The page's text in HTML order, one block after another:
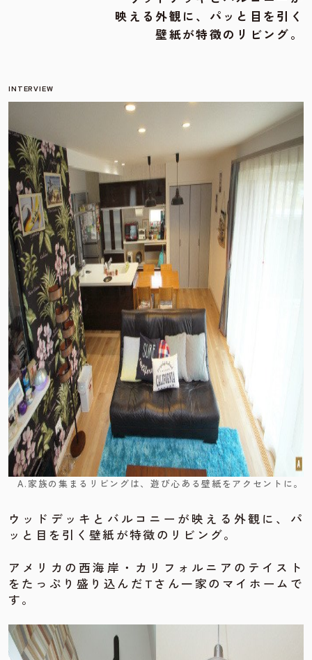
映える外観に、パッと目を引く
壁紙が特徴のリビング。
INTERVIEW
A.家族の集まるリビングは、遊び心ある壁紙をアクセントに。
ウッドデッキとバルコニーが映える外観に、パ
ッと目を引く壁紙が特徴のリビング。
アメリカの西海岸・カリフォルニアのテイスト
をたっぷり盛り込んだTさん一家のマイホームで
す。